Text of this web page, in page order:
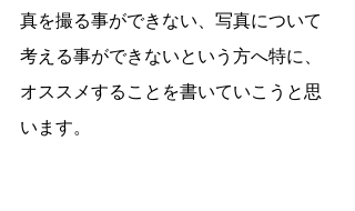
真を撮る事ができない、写真について
考える事ができないという方へ特に、
オススメすることを書いていこうと思
います。